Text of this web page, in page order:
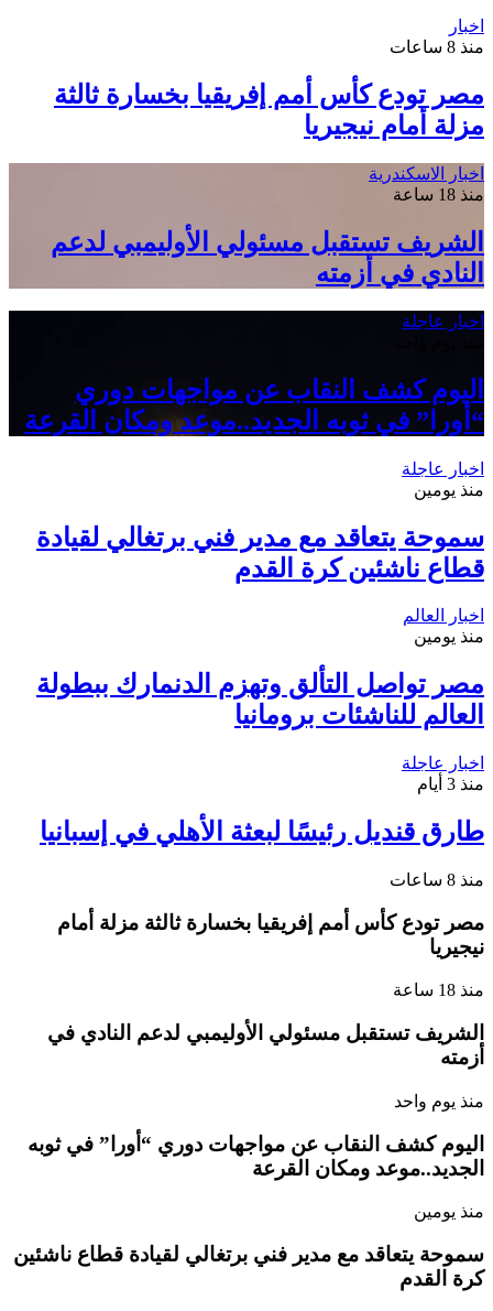
اخبار
منذ 8 ساعات
مصر تودع كأس أمم إفريقيا بخسارة ثالثة
مزلة أمام نيجيريا
اخبار الاسكندرية
منذ 18 ساعة
الشريف تستقبل مسئولي الأوليمبي لدعم
النادي في أزمته
اخبار عاجلة
اليوم كشف النقاب عن مواجهات دوري
“أورا” في ثوبه الجديد..موعد ومكان القرعة
اخبار عاجلة
منذ يومين
سموحة يتعاقد مع مدير فني برتغالي لقيادة
قطاع ناشئين كرة القدم
اخبار العالم
منذ يومين
مصر تواصل التألق وتهزم الدنمارك ببطولة
العالم للناشئات برومانيا
اخبار عاجلة
منذ 3 أيام
طارق قنديل رئيسًا لبعثة الأهلي في إسبانيا
منذ 8 ساعات
مصر تودع كأس أمم إفريقيا بخسارة ثالثة مزلة أمام
نيجيريا
منذ 18 ساعة
الشريف تستقبل مسئولي الأوليمبي لدعم النادي في
أزمته
منذ يوم واحد
اليوم كشف النقاب عن مواجهات دوري “أورا” في ثوبه
الجديد..موعد ومكان القرعة
منذ يومين
سموحة يتعاقد مع مدير فني برتغالي لقيادة قطاع ناشئين
كرة القدم